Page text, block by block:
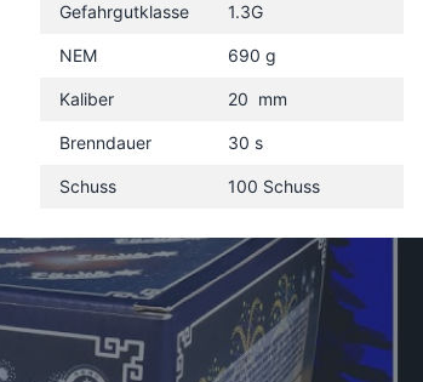
Gefahrgutklasse 1.3G
NEM 690 g
Kaliber 20 mm
Brenndauer 30 s
Schuss 100 Schuss